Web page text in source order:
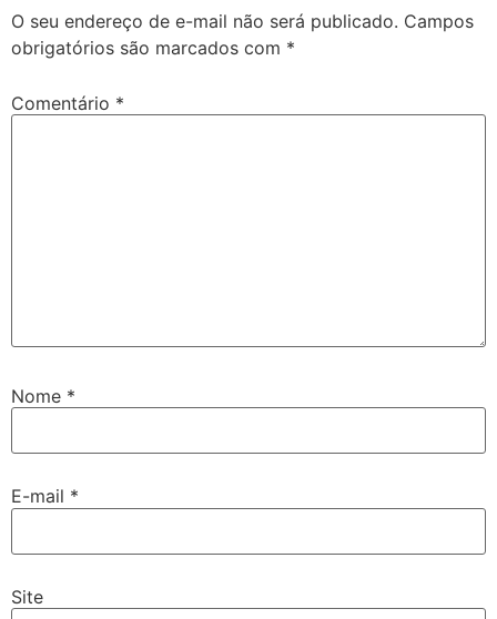
O seu endereço de e-mail não será publicado. Campos
obrigatórios são marcados com *
Comentário *
Nome *
E-mail *
Site